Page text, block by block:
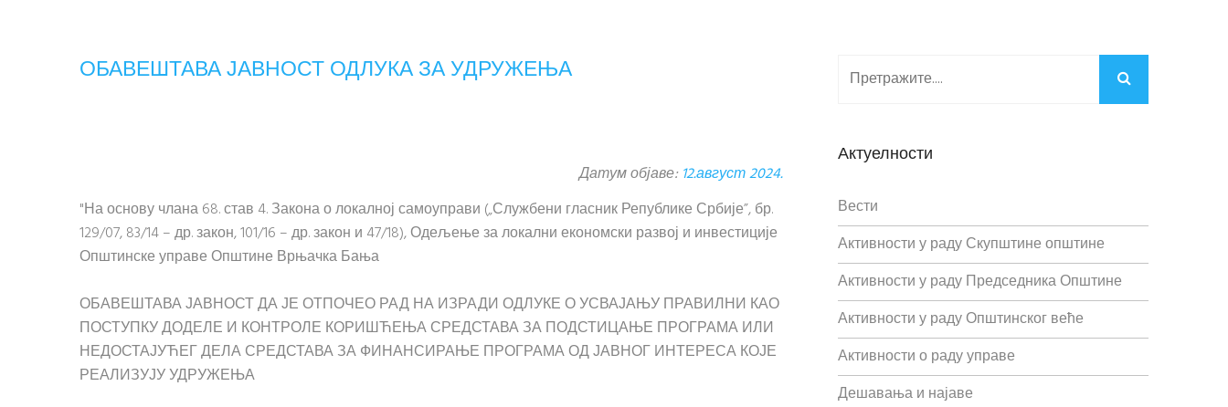
ОБАВЕШТАВА ЈАВНОСТ ОДЛУКА ЗА УДРУЖЕЊА
Датум објаве:12.август 2024.
"На основу члана 68. став 4. Закона о локалној самоуправи („Службени гласник Републике Србије”, бр.
129/07, 83/14 – др. закон, 101/16 – др. закон и 47/18), Одељење за локални економски развој и инвестиције
Општинске управе Општине Врњачка Бања
ОБАВЕШТАВА ЈАВНОСТ ДА ЈЕ ОТПОЧЕО РАД НА ИЗРАДИ ОДЛУКЕ О УСВАЈАЊУ ПРАВИЛНИ КАО
ПОСТУПКУ ДОДЕЛЕ И КОНТРОЛЕ КОРИШЋЕЊА СРЕДСТАВА ЗА ПОДСТИЦАЊЕ ПРОГРАМА ИЛИ
НЕДОСТАЈУЋЕГ ДЕЛА СРЕДСТАВА ЗА ФИНАНСИРАЊЕ ПРОГРАМА ОД ЈАВНОГ ИНТЕРЕСА КОЈЕ
РЕАЛИЗУЈУ УДРУЖЕЊА
Актуелности
Вести
Активности у раду Скупштине општине
Активности у раду Председника Општине
Активности у раду Општинског веће
Активности о раду управе
Дешавања и најаве